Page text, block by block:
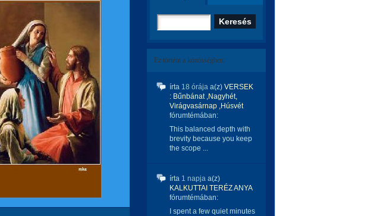
Ez történt a közösségben:
írta 18 órája a(z) VERSEK
: Bűnbánat ,Nagyhét,
Virágvasárnap ,Húsvét
fórumtémában:
This balanced depth with
brevity because you keep
the scope ...
írta 1 napja a(z)
KALKUTTAI TERÉZ ANYA
fórumtémában:
I spent a few quiet minutes